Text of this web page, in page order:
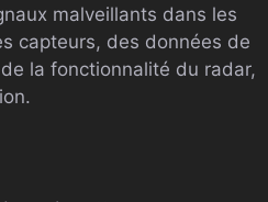
malveillants dans les
capteurs, des données de
la fonctionnalité du radar,